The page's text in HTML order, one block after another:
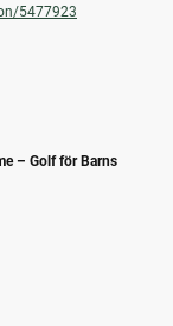
5477923
– Golf för Barns